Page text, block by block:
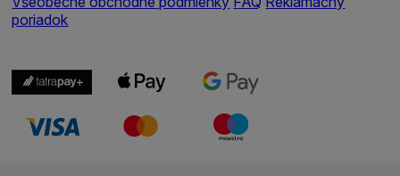
poriadok